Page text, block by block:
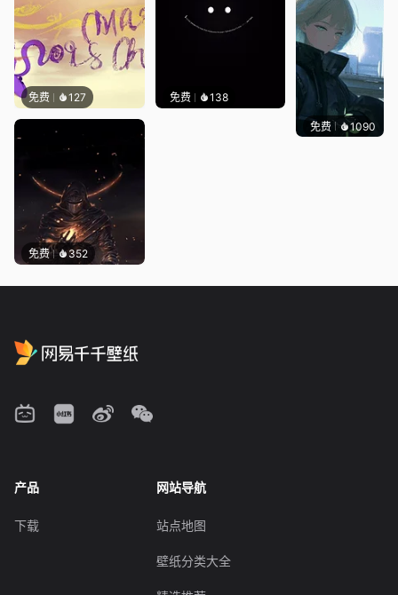
免费 127 免费 138
免费 352
免费 1090辰东
产品
下载
网站导航
站点地图
壁纸分类大全